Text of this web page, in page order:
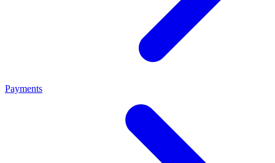
Payments